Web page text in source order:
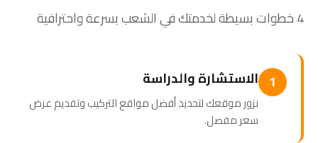
4 خطوات بسيطة لخدمتك في الشعب بسرعة واحترافية
1 الاستشارة والدراسة
نزور موقعك لتحديد أفضل مواقع التركيب وتقديم عرض
سعر مفصل.